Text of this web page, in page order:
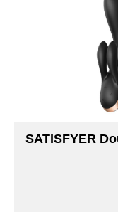
SATISFYER